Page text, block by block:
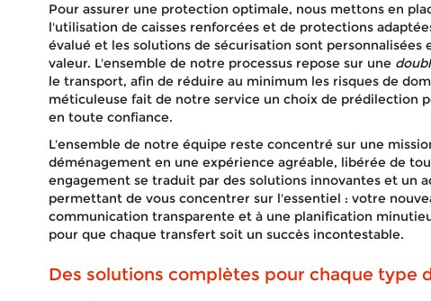
Pour assurer une protection optimale, nous mettons en
l'utilisation de caisses renforcées et de protections
évalué et les solutions de sécurisation sont personnalisées
valeur. L'ensemble de notre processus repose sur une
le transport, afin de réduire au minimum les risques de
méticuleuse fait de notre service un choix de prédilection
en toute confiance.
L'ensemble de notre équipe reste concentré sur une
déménagement en une expérience agréable, libérée de
engagement se traduit par des solutions innovantes et un
permettant de vous concentrer sur l'essentiel : votre
communication transparente et à une planification
pour que chaque transfert soit un succès incontestable.
Des solutions complètes pour chaque type